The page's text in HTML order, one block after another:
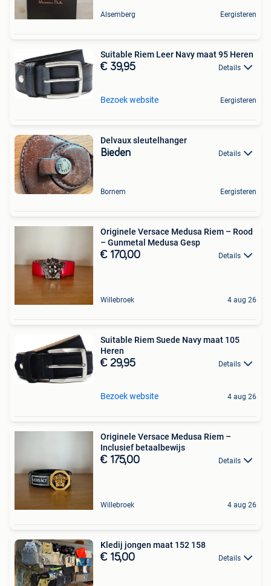
Alsemberg Eergisteren
Suitable Riem Leer Navy maat 95 Heren
€ 39,95 Details
Bezoek website Eergisteren
Delvaux sleutelhanger
Bieden Details
Bornem Eergisteren
Originele Versace Medusa Riem – Rood
– Gunmetal Medusa Gesp
€ 170,00 Details
Willebroek 4 aug 26
Suitable Riem Suede Navy maat 105
Heren
€ 29,95 Details
Bezoek website 4 aug 26
Originele Versace Medusa Riem –
Inclusief betaalbewijs
€ 175,00 Details
Willebroek 4 aug 26
Kledij jongen maat 152 158
€ 15,00 Details